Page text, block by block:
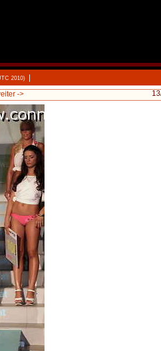
2010)
13
->